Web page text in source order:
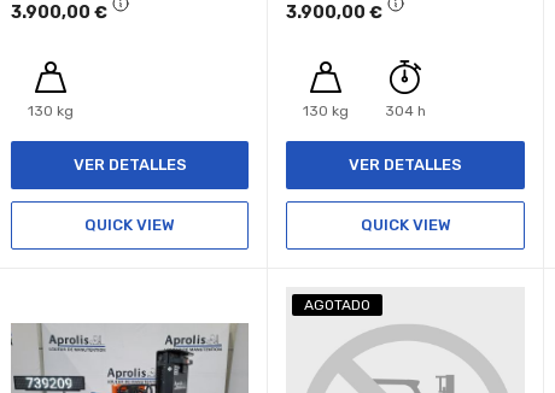
3.900,00 €
130 kg
VER DETALLES
QUICK VIEW
3.900,00 €
130 kg 304 h
VER DETALLES
QUICK VIEW
AGOTADO